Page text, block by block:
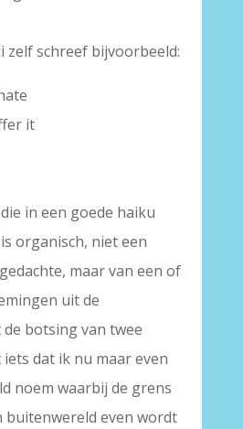
zelf schreef bijvoorbeeld:
it
in een goede haiku
organisch, niet een
maar van een of
uit de
botsing van twee
dat ik nu maar even
noem waarbij de grens
buitenwereld even wordt